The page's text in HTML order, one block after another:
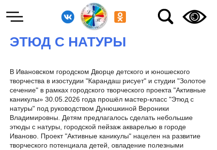
ЭТЮД С НАТУРЫ
В Ивановском городском Дворце детского и юношеского
творчества в изостудии "Карандаш рисует" и студии "Золотое
сечение" в рамках городского творческого проекта "Активные
каникулы» 30.05.2026 года прошёл мастер-класс "Этюд с
натуры" под руководством Дунюшкиной Вероники
Владимировны. Детям предлагалось сделать небольшие
этюды с натуры, городской пейзаж акварелью в городе
Иваново. Проект "Активные каникулы" нацелен на развитие
творческого потенциала детей, овладение полезными